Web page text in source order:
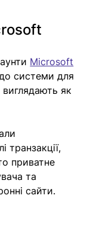
Microsoft
системи для
виглядають як
транзакції,
приватне
та
сайти.